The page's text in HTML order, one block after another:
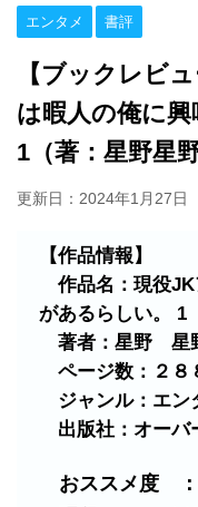
エンタメ 書評
【ブックレビ
は暇人の俺に興
1（著：星野星野
更新日： 2024年1月27日
【作品情報】
作品名：現役JK
があるらしい。 1
著者：星野 星
ページ数：２８
ジャンル：エン
出版社：オーバ
おススメ